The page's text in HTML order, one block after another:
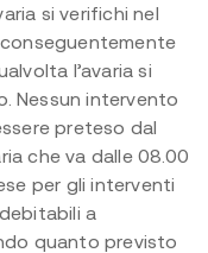
si verifichi nel
l’avaria si
Nessun intervento
preteso dal
che va dalle 08.00
per gli interventi
a
quanto previsto